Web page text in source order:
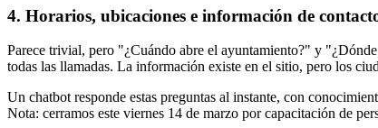
4. Horarios, ubicaciones e información de
Parece trivial, pero "¿Cuándo abre el ayuntamiento?" y
todas las llamadas. La información existe en el sitio, pero los
Un chatbot responde estas preguntas al instante, con
Nota: cerramos este viernes 14 de marzo por capacitación de